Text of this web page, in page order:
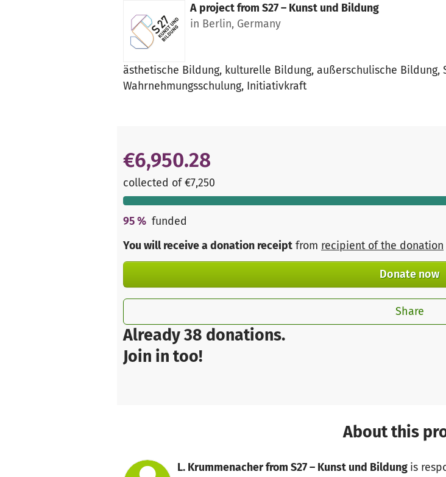
A project from S27 – Kunst und Bildung
in Berlin, Germany
ästhetische Bildung, kulturelle Bildung, außerschulische Bildung,
Wahrnehmungsschulung, Initiativkraft
Already 38 donations.
Join in too!
€6,950.28
collected of €7,250
95% funded
You will receive a donation receipt from recipient of the donation
Donate now
Share
About this
L. Krummenacher from S27 – Kunst und Bildung is